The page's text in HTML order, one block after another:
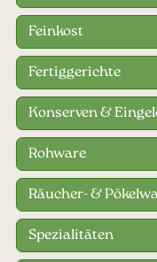
Feinkost
Fertiggerichte
Konserven &
Rohware
Räucher- &
Spezialitäten